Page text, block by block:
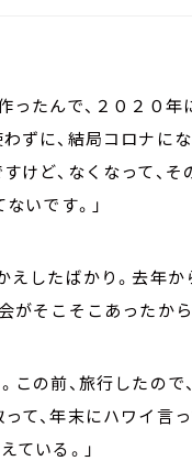
ったんで、２０２０
ずに、結局コロナに
けど、なくなって、
いです。」
えしたばかり。去年
がそこそこあったから
この前、旅行したの
て、年末にハワイ言
ている。」